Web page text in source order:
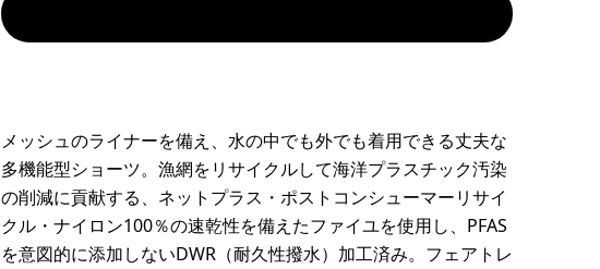
メッシュのライナーを備え、水の中でも外でも着用できる丈夫な
多機能型ショーツ。漁網をリサイクルして海洋プラスチック汚染
の削減に貢献する、ネットプラス・ポストコンシューマーリサイ
クル・ナイロン100％の速乾性を備えたファイユを使用し、PFAS
を意図的に添加しないDWR（耐久性撥水）加工済み。フェアトレ